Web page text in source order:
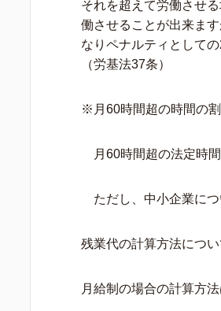
それを超えて労働させ
働させることが出来ま
なりペナルティとして
（労基法37条）
※月60時間超の時間の
月60時間超の法定時間
ただし、中小企業につ
残業代の計算方法につ
月給制の場合の計算方法